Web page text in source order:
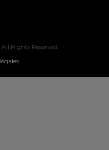
Rights Reserved.